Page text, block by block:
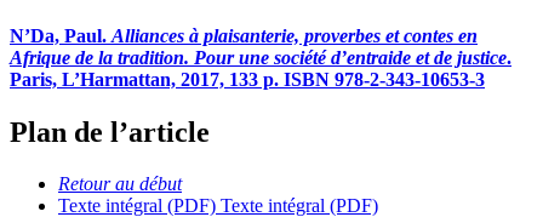
N’Da, Paul. Alliances à plaisanterie, proverbes et contes en
Afrique de la tradition. Pour une société d’entraide et de justice.
Paris, L’Harmattan, 2017, 133 p. ISBN 978-2-343-10653-3
Plan de l’article
Retour au début
Texte intégral (PDF) Texte intégral (PDF)